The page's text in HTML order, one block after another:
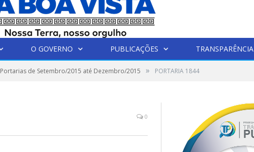
O GOVERNO PUBLICAÇÕES TRANSPARÊNCIA
Portarias de Setembro/2015 até Dezembro/2015 » PORTARIA 1844
0